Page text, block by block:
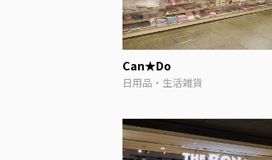
Can★Do
日用品・生活雑貨